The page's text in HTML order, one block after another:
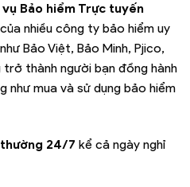
Bảo hiểm Trực tuyến
nhiều công ty bảo hiểm uy
Bảo Việt, Bảo Minh, Pjico,
trở thành người bạn đồng hành
như mua và sử dụng bảo hiểm
24/7 kể cả ngày nghỉ